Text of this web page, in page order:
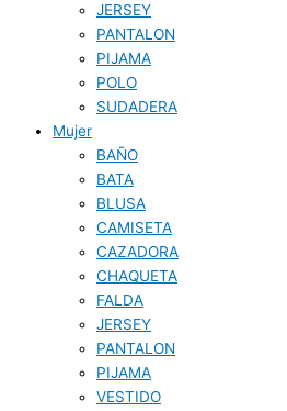
JERSEY
PANTALON
PIJAMA
POLO
SUDADERA
Mujer
BAÑO
BATA
BLUSA
CAMISETA
CAZADORA
CHAQUETA
FALDA
JERSEY
PANTALON
PIJAMA
VESTIDO